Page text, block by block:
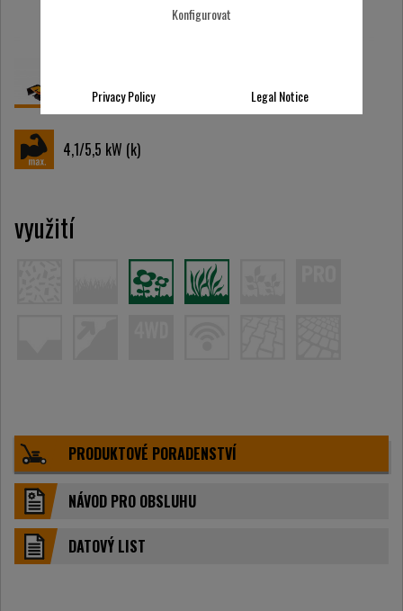
4,1/5,5 kW (k)
využití
PRODUKTOVÉ PORADENSTVÍ
NÁVOD PRO OBSLUHU
DATOVÝ LIST
Konfigurovat
Privacy Policy Legal Notice